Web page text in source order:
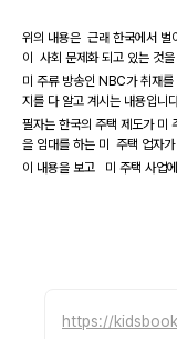
위의 내용은 근래 한국에서
이 사회 문제화 되고 있는 것을
미 주류 방송인 NBC가 취재
지를 다 알고 계시는 내용입니
필자는 한국의 주택 제도가
을 임대를 하는 미 주택 업자가
이 내용을 보고 미 주택 사업
https://